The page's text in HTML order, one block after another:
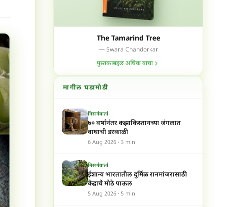
The Tamarind Tree
— Swara Chandorkar
पुस्तकाबद्दल अधिक वाचा
मागील घडामोडी
निसर्गवार्ता
७० वर्षांनंतर कझाकिस्तानच्या जंगलात
वाघाची डरकाळी
6 Aug 2026 · 3 min
निसर्गवार्ता
ईशान्य भारतातील दुर्मिळ रानमांजरासाठी
केंद्राचे मोठे पाऊल
5 Aug 2026 · 5 min